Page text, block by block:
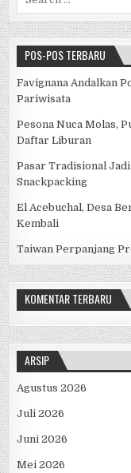
o
k
POS-POS TERBARU
Favignana Andalkan
Pariwisata
Pesona Nuca Molas,
Daftar Liburan
Pasar Tradisional
Snackpacking
El Acebuchal, Desa
Kembali
Taiwan Perpanjang
KOMENTAR TERBARU
ARSIP
Agustus 2026
Juli 2026
Juni 2026
Mei 2026